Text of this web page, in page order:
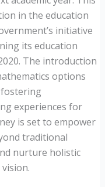
in the education
initiative
its education
The introduction
options
fostering
experiences for
is set to empower
traditional
nurture holistic